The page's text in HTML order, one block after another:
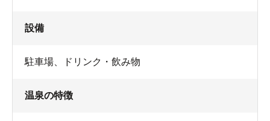
設備
駐車場 ドリンク・飲み物
温泉の特徴